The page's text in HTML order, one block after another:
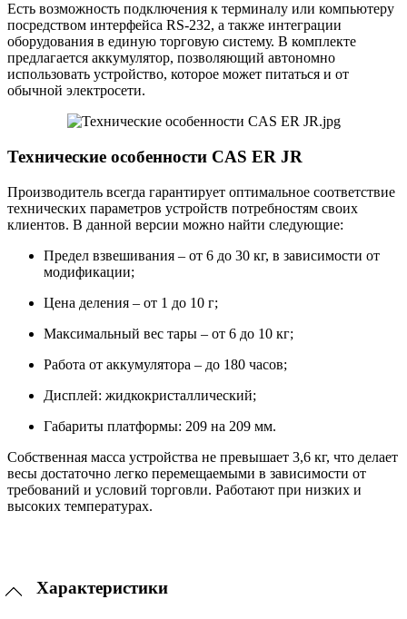
Есть возможность подключения к терминалу или компьютеру
посредством интерфейса RS-232, а также интеграции
оборудования в единую торговую систему. В комплекте
предлагается аккумулятор, позволяющий автономно
использовать устройство, которое может питаться и от
обычной электросети.
Технические особенности CAS ER JR
Производитель всегда гарантирует оптимальное соответствие
технических параметров устройств потребностям своих
клиентов. В данной версии можно найти следующие:
Предел взвешивания – от 6 до 30 кг, в зависимости от
модификации;
Цена деления – от 1 до 10 г;
Максимальный вес тары – от 6 до 10 кг;
Работа от аккумулятора – до 180 часов;
Дисплей: жидкокристаллический;
Габариты платформы: 209 на 209 мм.
Собственная масса устройства не превышает 3,6 кг, что делает
весы достаточно легко перемещаемыми в зависимости от
требований и условий торговли. Работают при низких и
высоких температурах.
Характеристики